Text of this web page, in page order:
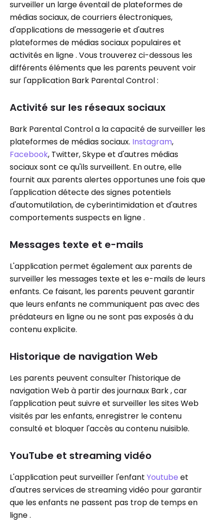
surveiller un large éventail de plateformes de
médias sociaux, de courriers électroniques,
d'applications de messagerie et d'autres
plateformes de médias sociaux populaires et
activités en ligne . Vous trouverez ci-dessous les
différents éléments que les parents peuvent voir
sur l'application Bark Parental Control :
Activité sur les réseaux sociaux
Bark Parental Control a la capacité de surveiller les
plateformes de médias sociaux. Instagram,
Facebook, Twitter, Skype et d'autres médias
sociaux sont ce qu'ils surveillent. En outre, elle
fournit aux parents alertes opportunes une fois que
l'application détecte des signes potentiels
d'automutilation, de cyberintimidation et d'autres
comportements suspects en ligne .
Messages texte et e-mails
L'application permet également aux parents de
surveiller les messages texte et les e-mails de leurs
enfants. Ce faisant, les parents peuvent garantir
que leurs enfants ne communiquent pas avec des
prédateurs en ligne ou ne sont pas exposés à du
contenu explicite.
Historique de navigation Web
Les parents peuvent consulter l'historique de
navigation Web à partir des journaux Bark , car
l'application peut suivre et surveiller les sites Web
visités par les enfants, enregistrer le contenu
consulté et bloquer l'accès au contenu nuisible.
YouTube et streaming vidéo
L'application peut surveiller l'enfant Youtube et
d'autres services de streaming vidéo pour garantir
que les enfants ne passent pas trop de temps en
ligne .